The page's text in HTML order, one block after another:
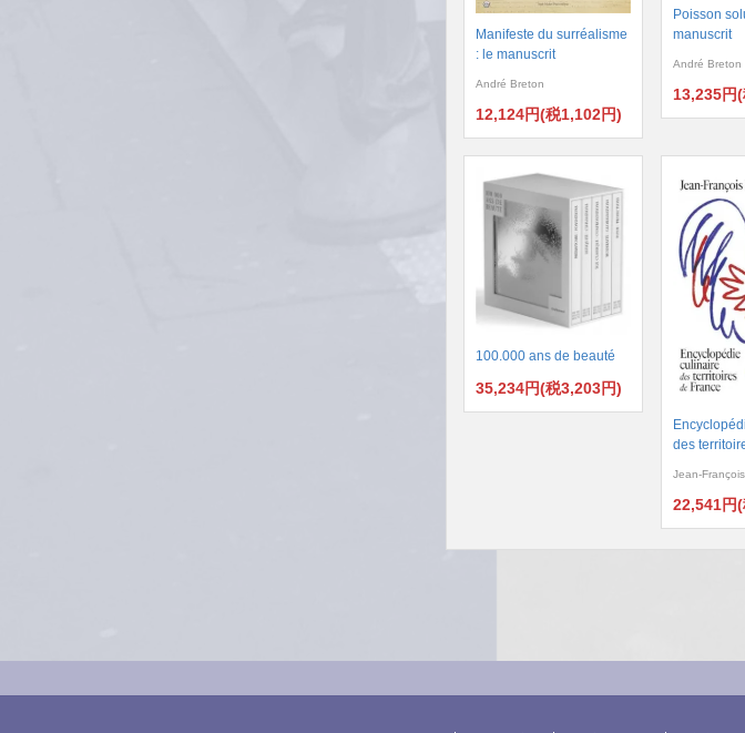
Manifeste du surréalisme
: le manuscrit
André Breton
12,124円(税1,102円)
Poisson
manuscrit
André Breton
13,235円
100.000 ans de beauté
35,234円(税3,203円)
des
Jean-
22,541円